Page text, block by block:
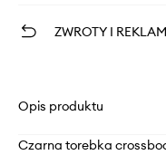
ZWROTY I
Opis produktu
Czarna torebka